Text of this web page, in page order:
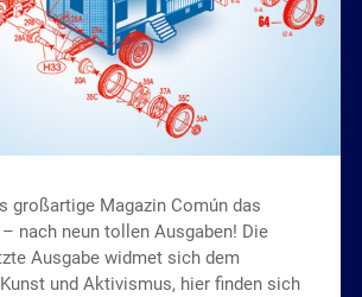
großartige Magazin Común das
nach neun tollen Ausgaben! Die
Ausgabe widmet sich dem
und Aktivismus, hier finden sich